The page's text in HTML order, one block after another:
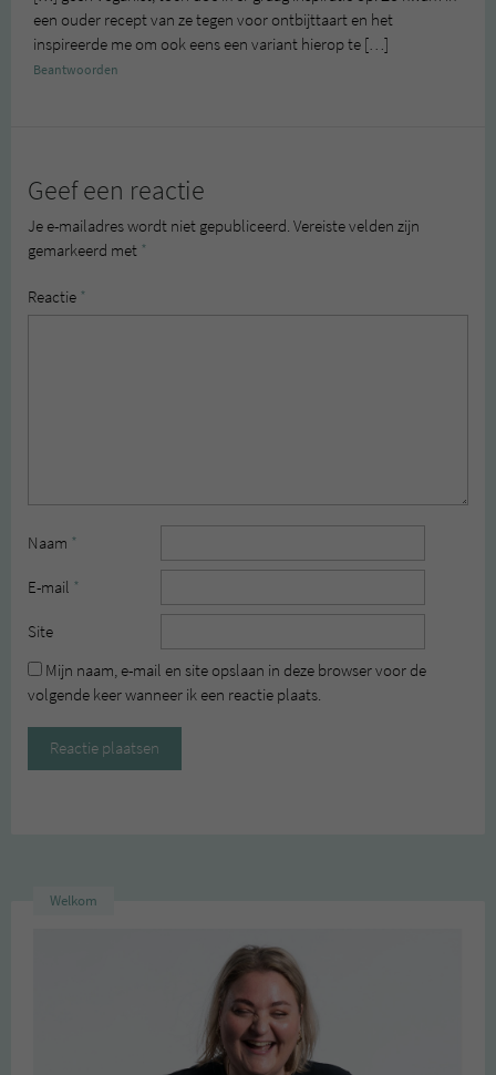
een ouder recept van ze tegen voor ontbijttaart en het
inspireerde me om ook eens een variant hierop te […]
Beantwoorden
Geef een reactie
Je e-mailadres wordt niet gepubliceerd. Vereiste velden zijn
gemarkeerd met *
Reactie *
Naam *
E-mail *
Site
Mijn naam, e-mail en site opslaan in deze browser voor de
volgende keer wanneer ik een reactie plaats.
Welkom